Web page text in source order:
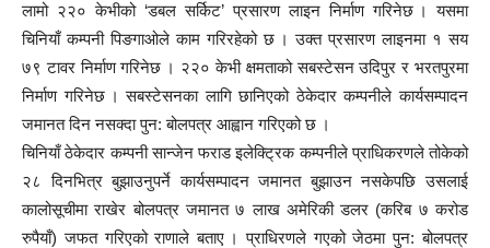
लामो २२० केभीको ‘डबल सर्किट’ प्रसारण लाइन निर्माण गरिनेछ । यसमा
चिनियाँ कम्पनी पिङगाओले काम गरिरहेको छ । उक्त प्रसारण लाइनमा १ सय
७९ टावर निर्माण गरिनेछ । २२० केभी क्षमताको सबस्टेसन उदिपुर र भरतपुरमा
निर्माण गरिनेछ । सबस्टेसनका लागि छानिएको ठेकेदार कम्पनीले कार्यसम्पादन
जमानत दिन नसक्दा पुन: बोलपत्र आह्वान गरिएको छ ।
चिनियाँ ठेकेदार कम्पनी सान्जेन फराड इलेक्ट्रिक कम्पनीले प्राधिकरणले तोकेको
२८ दिनभित्र बुझाउनुपर्ने कार्यसम्पादन जमानत बुझाउन नसकेपछि उसलाई
कालोसूचीमा राखेर बोलपत्र जमानत ७ लाख अमेरिकी डलर (करिब ७ करोड
रुपैयाँ) जफत गरिएको राणाले बताए । प्राधिरणले गएको जेठमा पुन: बोलपत्र